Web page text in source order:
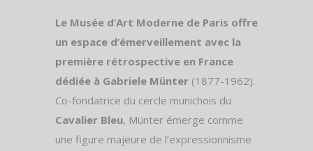
Le Musée d’Art Moderne de Paris offre
un espace d’émerveillement avec la
première rétrospective en France
dédiée à Gabriele Münter (1877-1962).
Co-fondatrice du cercle munichois du
Cavalier Bleu, Münter émerge comme
une figure majeure de l’expressionnisme